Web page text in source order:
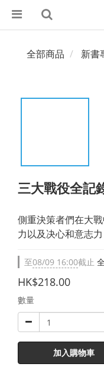
全部商品 新書
三大戰役全記
側重決策者們在大
力以及决心和意志
至08/09 16:00截止
HK$218.00
數量
加入購物車